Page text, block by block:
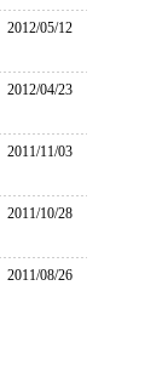
2012/05/12
2012/04/23
2011/11/03
2011/10/28
2011/08/26